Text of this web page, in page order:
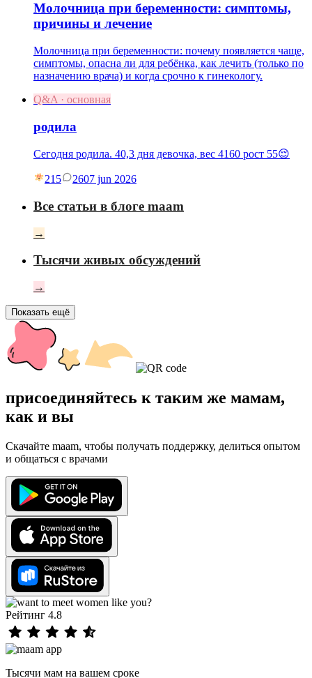
Молочница при беременности: симптомы,
причины и лечение
Молочница при беременности: почему появляется чаще,
симптомы, опасна ли для ребёнка, как лечить (только по
назначению врача) и когда срочно к гинекологу.
Q&A · основная
родила
Сегодня родила. 40,3 дня девочка, вес 4160 рост 55😌
215 2607 jun 2026
Все статьи в блоге maam
→
Тысячи живых обсуждений
→
Показать ещё
присоединяйтесь к таким же мамам,
как и вы
Скачайте maam, чтобы получать поддержку, делиться опытом
и общаться с врачами
Рейтинг 4.8
Тысячи мам на вашем сроке